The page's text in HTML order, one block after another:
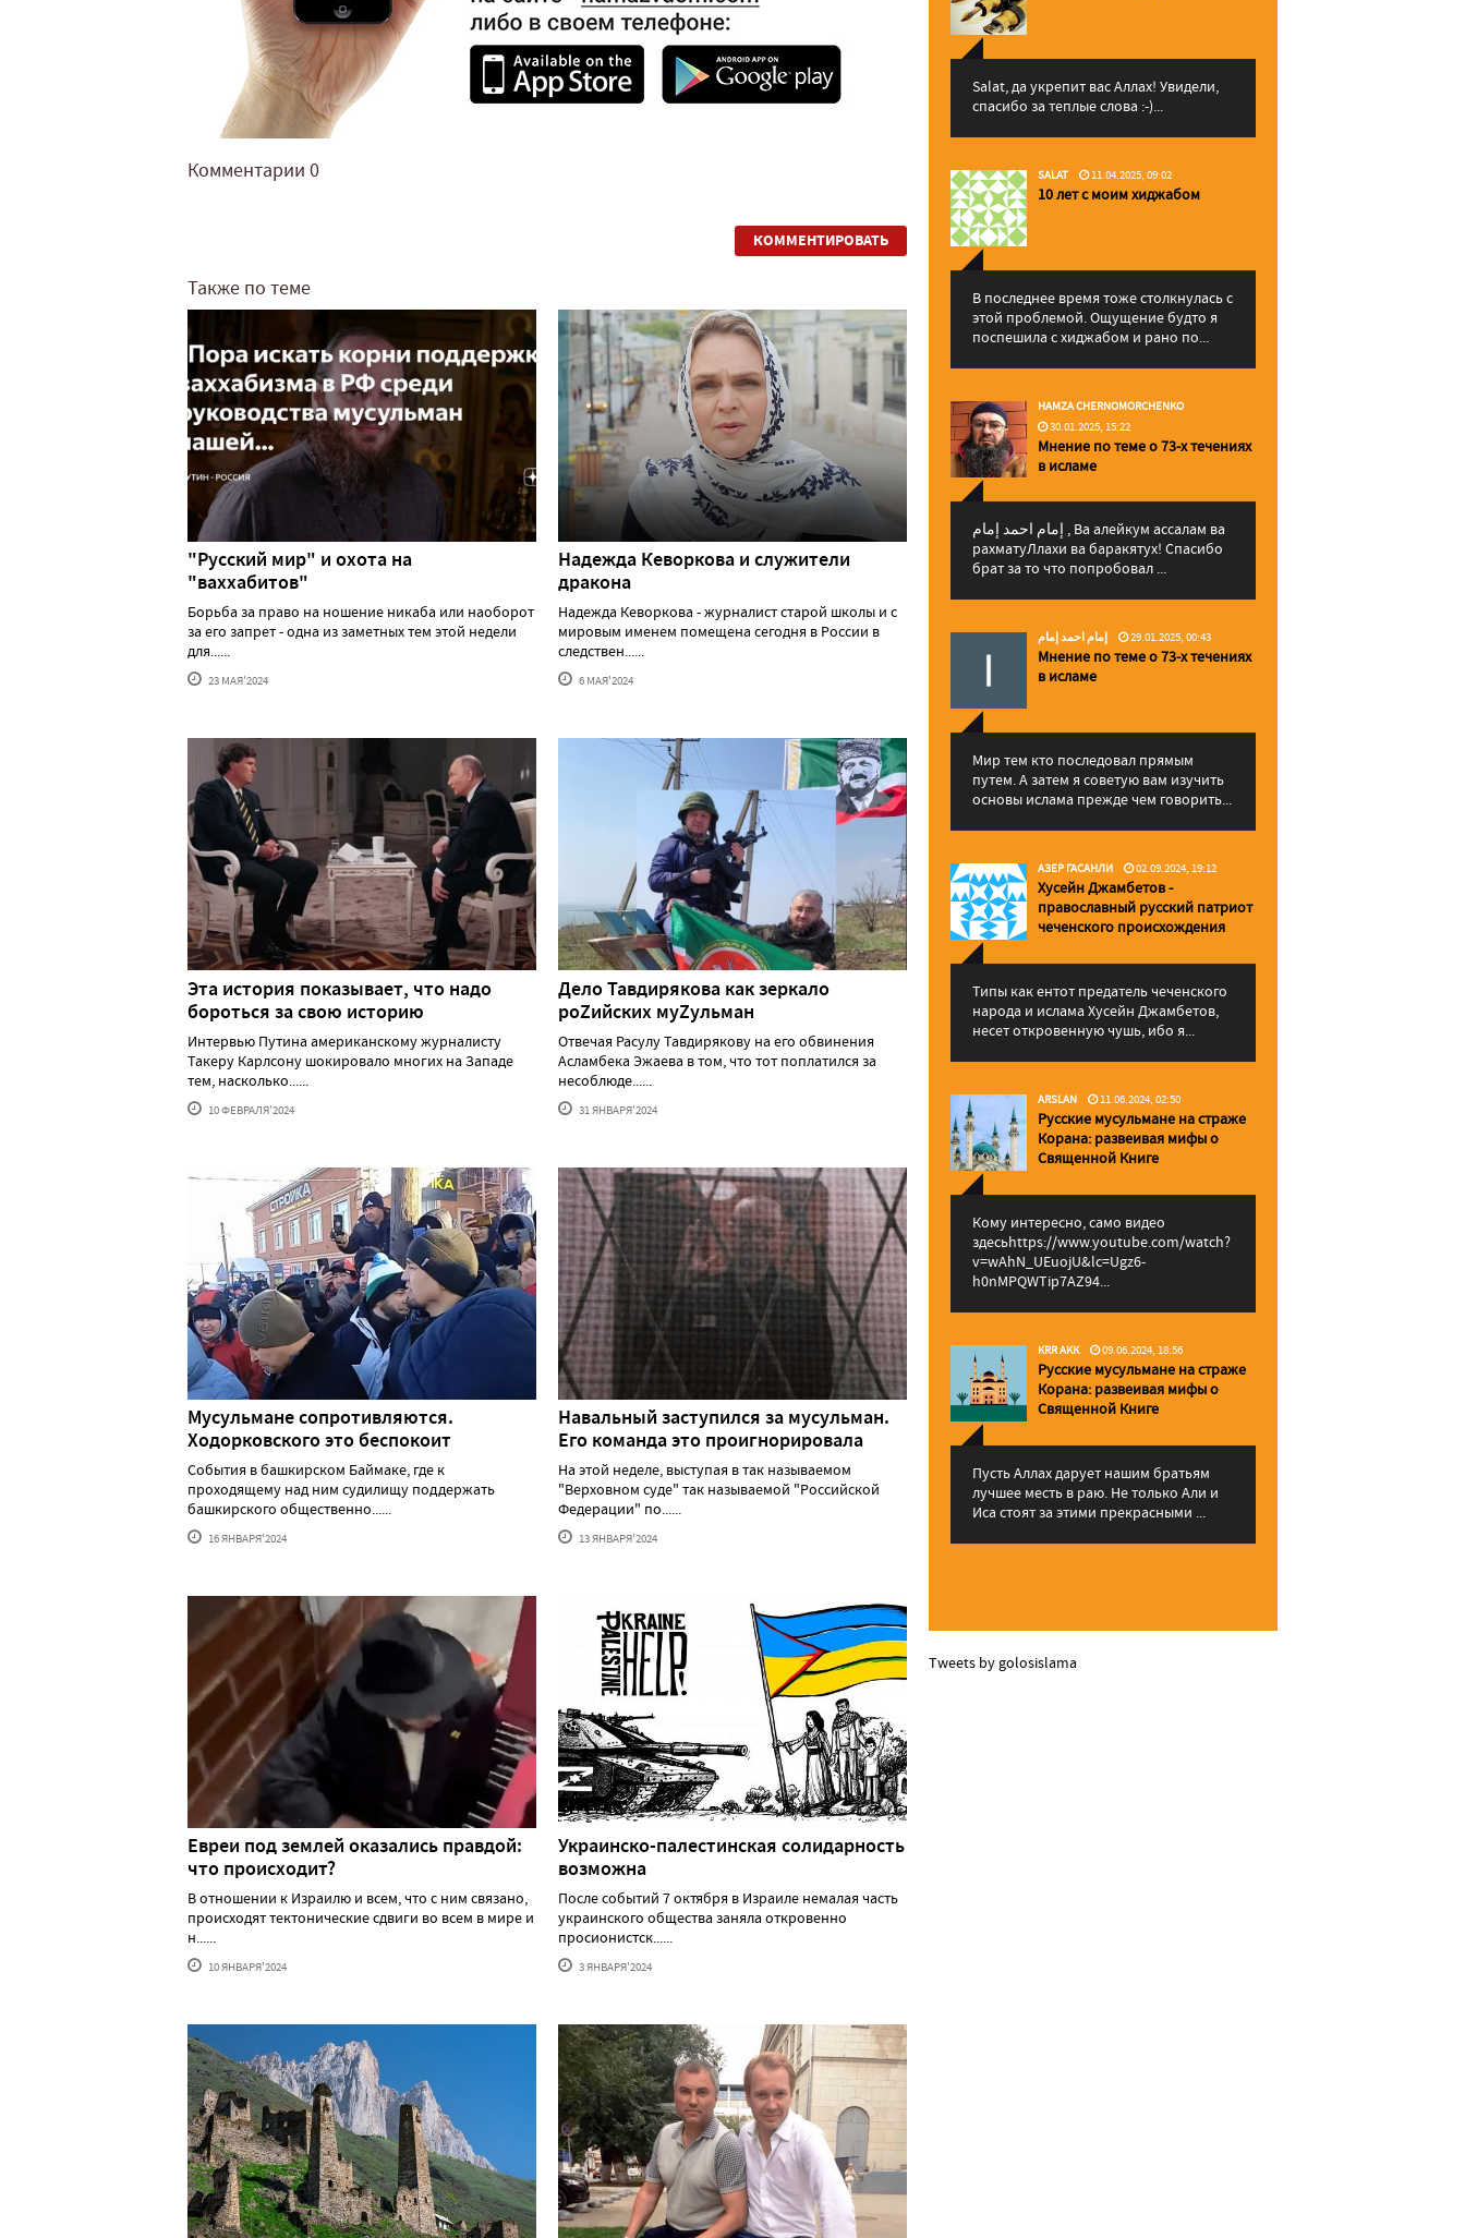
Комментарии 0
КОММЕНТИРОВАТЬ
Также по теме
"Русский мир" и охота на
"ваххабитов"
Борьба за право на ношение никаба или наоборот
за его запрет - одна из заметных тем этой недели
для......
23 МАЯ'2024
Надежда Кеворкова и служители
дракона
Надежда Кеворкова - журналист старой школы и с
мировым именем помещена сегодня в России в
следствен......
6 МАЯ'2024
Эта история показывает, что надо
бороться за свою историю
Интервью Путина американскому журналисту
Такеру Карлсону шокировало многих на Западе
тем, насколько......
10 ФЕВРАЛЯ'2024
Дело Тавдирякова как зеркало
роZийских муZульман
Отвечая Расулу Тавдирякову на его обвинения
Асламбека Эжаева в том, что тот поплатился за
несоблюде......
31 ЯНВАРЯ'2024
Мусульмане сопротивляются.
Ходорковского это беспокоит
События в башкирском Баймаке, где к
проходящему над ним судилищу поддержать
башкирского общественно......
16 ЯНВАРЯ'2024
Навальный заступился за мусульман.
Его команда это проигнорировала
На этой неделе, выступая в так называемом
"Верховном суде" так называемой "Российской
Федерации" по......
13 ЯНВАРЯ'2024
Евреи под землей оказались правдой:
что происходит?
В отношении к Израилю и всем, что с ним связано,
происходят тектонические сдвиги во всем в мире и
н......
10 ЯНВАРЯ'2024
Украинско-палестинская солидарность
возможна
После событий 7 октября в Израиле немалая часть
украинского общества заняла откровенно
просионистск......
3 ЯНВАРЯ'2024
Salat, да укрепит вас Аллаx! Увидели,
спасибо за теплые слова :-)...
SALAT 11.04.2025, 09:02
10 лет с моим хиджабом
В последнее время тоже столкнулась с
этой проблемой. Ощущение будто я
поспешила с хиджабом и рано по...
HAMZA CHERNOMORCHENKO
30.01.2025, 15:22
Мнение по теме о 73-х течениях
в исламе
إمام احمد إمام , Ва алейкум ассалам ва
рахматуЛлахи ва баракятух! Спасибо
брат за то что попробовал ...
إمام احمد إمام 29.01.2025, 00:43
Мнение по теме о 73-х течениях
в исламе
Мир тем кто последовал прямым
путем. А затем я советую вам изучить
основы ислама прежде чем говорить...
АЗЕР ГАСАНЛИ 02.09.2024, 19:12
Хусейн Джамбетов -
православный русский патриот
чеченского происхождения
Типы как ентот предатель чеченского
народа и ислама Хусейн Джамбетов,
несет откровенную чушь, ибо я...
ARSLAN 11.06.2024, 02:50
Русские мусульмане на страже
Корана: pазвеивая мифы о
Священной Книге
Кому интересно, само видео
здесьhttps://www.youtube.com/watch?
v=wAhN_UEuojU&lc=Ugz6-
h0nMPQWTip7AZ94...
KRR AKK 09.06.2024, 18:56
Русские мусульмане на страже
Корана: pазвеивая мифы о
Священной Книге
Пусть Аллах дарует нашим братьям
лучшее месть в раю. Не только Али и
Иса стоят за этими прекрасными ...
Tweets by golosislama